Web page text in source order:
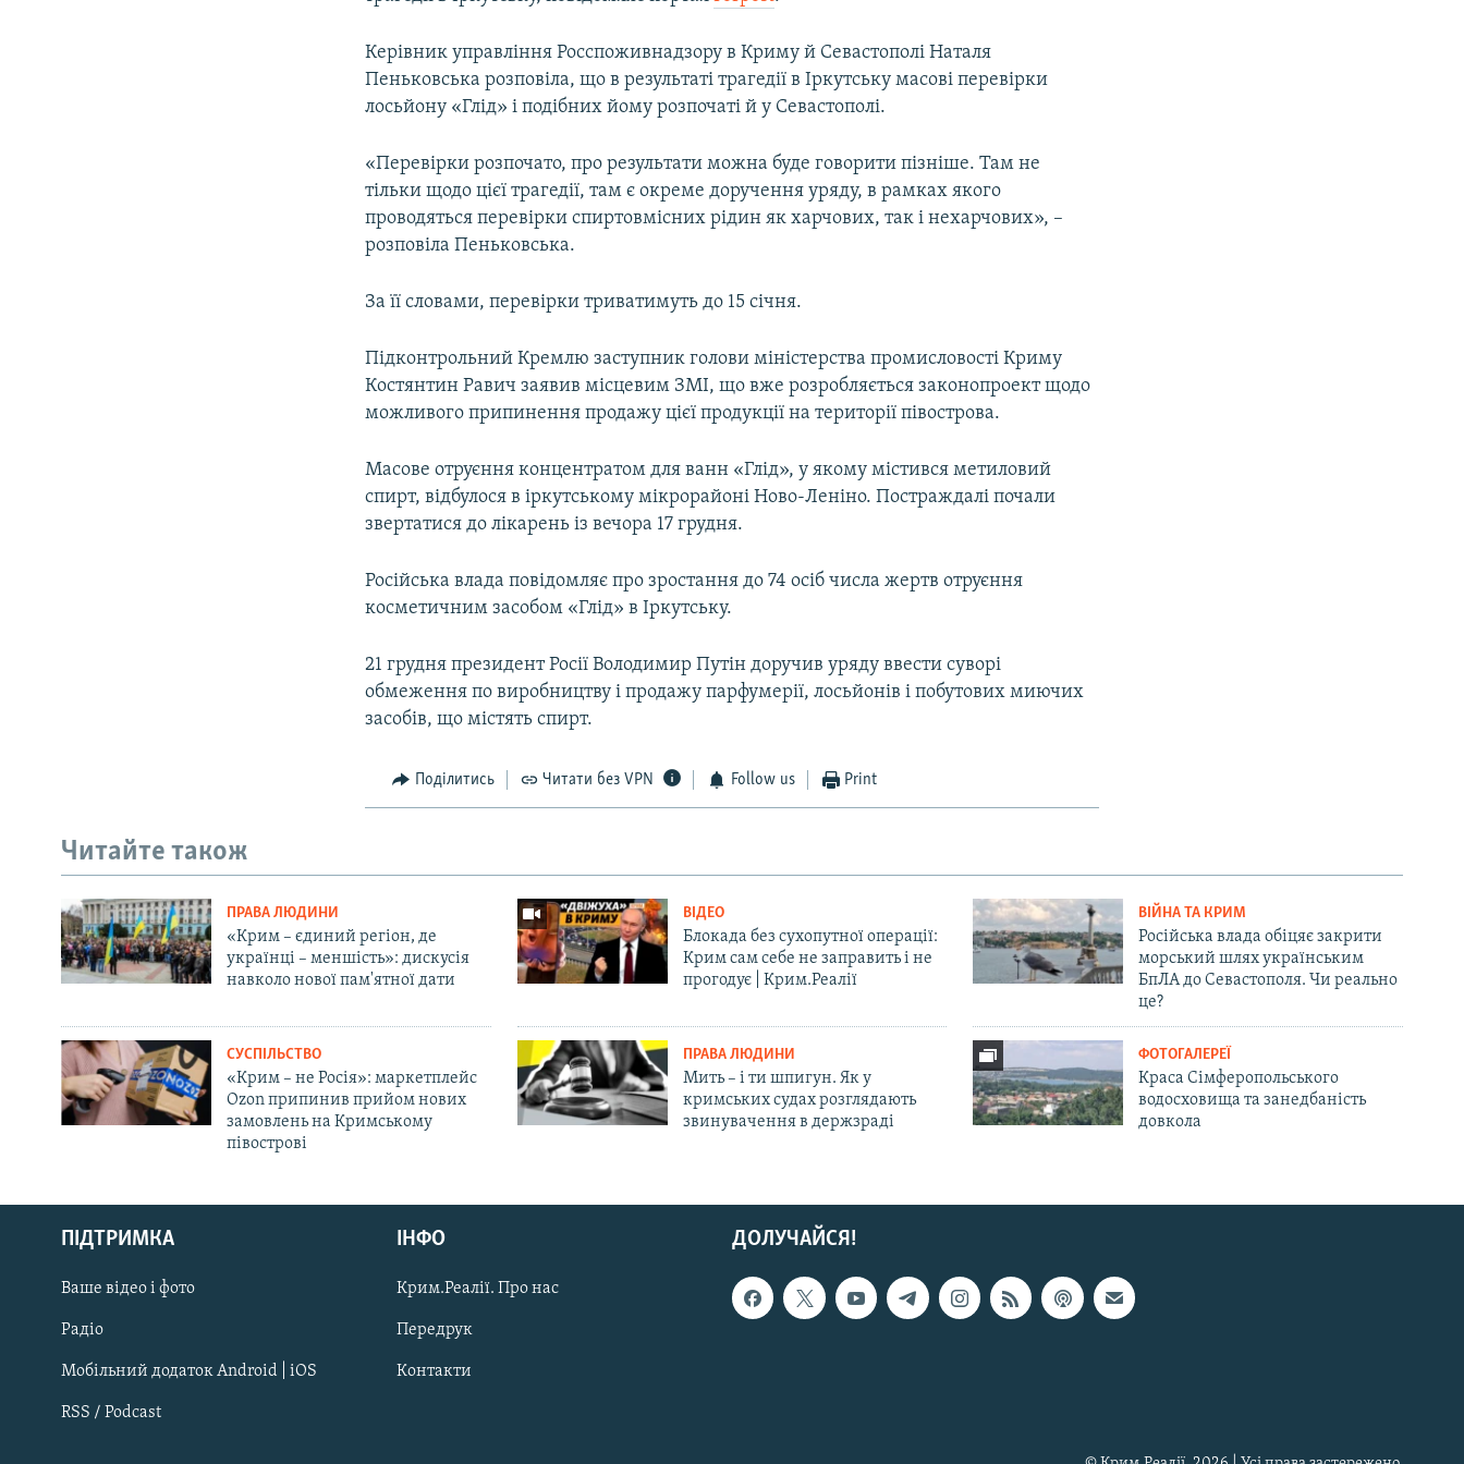
Русский
Qırımtatar
ДОЛУЧАЙСЯ!
Керівник управління Росспоживнадзору в Криму й Севастополі Наталя
Пеньковська розповіла, що в результаті трагедії в Іркутську масові перевірки
лосьйону «Глід» і подібних йому розпочаті й у Севастополі.
«Перевірки розпочато, про результати можна буде говорити пізніше. Там не
тільки щодо цієї трагедії, там є окреме доручення уряду, в рамках якого
проводяться перевірки спиртовмісних рідин як харчових, так і нехарчових», –
розповіла Пеньковська.
За її словами, перевірки триватимуть до 15 січня.
Підконтрольний Кремлю заступник голови міністерства промисловості Криму
Костянтин Равич заявив місцевим ЗМІ, що вже розробляється законопроект щодо
можливого припинення продажу цієї продукції на території півострова.
Масове отруєння концентратом для ванн «Глід», у якому містився метиловий
спирт, відбулося в іркутському мікрорайоні Ново-Леніно. Постраждалі почали
звертатися до лікарень із вечора 17 грудня.
Російська влада повідомляє про зростання до 74 осіб числа жертв отруєння
косметичним засобом «Глід» в Іркутську.
21 грудня президент Росії Володимир Путін доручив уряду ввести суворі
обмеження по виробництву і продажу парфумерії, лосьйонів і побутових миючих
засобів, що містять спирт.
Поділитись Читати без VPN Follow us Print
Читайте також
ПРАВА ЛЮДИНИ
«Крим – єдиний регіон, де
українці – меншість»: дискусія
навколо нової пам'ятної дати
ВІДЕО
Блокада без сухопутної операції:
Крим сам себе не заправить і не
прогодує | Крим.Реалії
ВІЙНА ТА КРИМ
Російська влада обіцяє закрити
морський шлях українським
БпЛА до Севастополя. Чи реально
це?
СУСПІЛЬСТВО
«Крим – не Росія»: маркетплейс
Ozon припинив прийом нових
замовлень на Кримському
півострові
ПРАВА ЛЮДИНИ
Мить – і ти шпигун. Як у
кримських судах розглядають
звинувачення в держзраді
ФОТОГАЛЕРЕЇ
Краса Сімферопольського
водосховища та занедбаність
довкола
ДОЛУЧАЙСЯ!
ПІДТРИМКА
Ваше відео і фото
Радіо
Мобільний додаток Android | iOS
RSS / Podcast
ІНФО
Крим.Реалії. Про нас
Передрук
Контакти